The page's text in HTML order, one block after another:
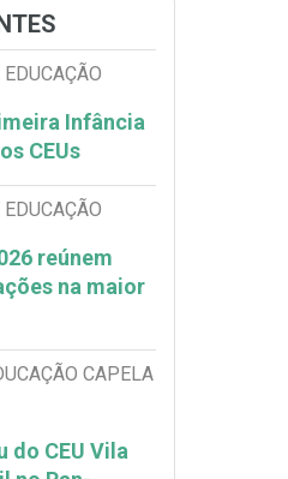
Infância
CEUs
reúnem
na maior
CAPELA
CEU Vila